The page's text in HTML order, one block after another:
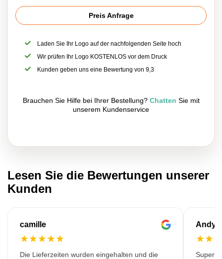
Preis Anfrage
Laden Sie Ihr Logo auf der nachfolgenden Seite hoch
Wir prüfen Ihr Logo KOSTENLOS vor dem Druck
Kunden geben uns eine Bewertung von 9,3
Brauchen Sie Hilfe bei Ihrer Bestellung? Chatten Sie mit
unserem Kundenservice
Lesen Sie die Bewertungen unserer
Kunden
camille
★★★★★
Die Lieferzeiten wurden eingehalten und die
Andy
★★
Super